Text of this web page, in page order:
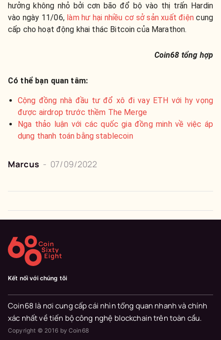
hưởng không nhỏ bởi cơn bão đổ bộ vào thị trấn Hardin
vào ngày 11/06,làm hư hại nhiều cơ sở sản xuất điệncung
cấp cho hoạt động khai thác Bitcoin của Marathon.
Coin68 tổng hợp
Có thể bạn quan tâm:
Cộng đồng nhà đầu tư đổ xô đi vay ETH với hy vọng
được airdrop trước thềm The Merge
Nga thảo luận với các quốc gia đồng minh về việc áp
dụng thanh toán bằng stablecoin
Marcus - 07/09/2022
Kết nối với chúng tôi
Coin68 là nơi cung cấp cái nhìn tổng quan nhanh và chính
xác nhất về tiến bộ công nghệ blockchain trên toàn cầu.
Copyright © 2016 by Coin68